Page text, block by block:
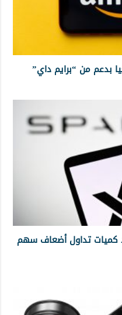
بدعم من “برايم داي”
تداول أضعاف سهم